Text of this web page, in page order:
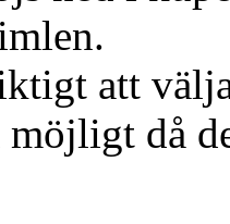
att
möjligt då